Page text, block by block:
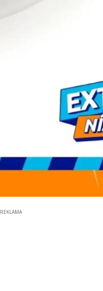
REKLAMA